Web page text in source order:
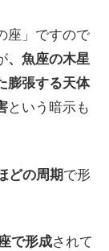
座」ですので
、魚座の木星
膨張する天体
という暗示も
どの周期で形
で形成されて